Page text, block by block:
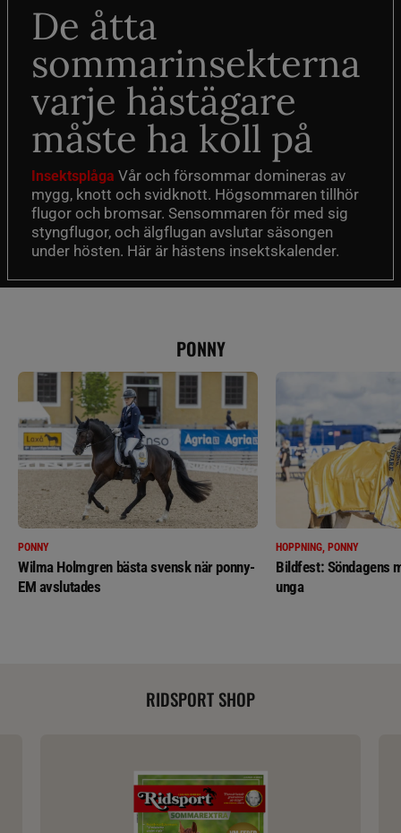
De åtta
sommarinsekterna
varje hästägare
måste ha koll på
Insektsplåga Vår och försommar domineras av
mygg, knott och svidknott. Högsommaren tillhör
flugor och bromsar. Sensommaren för med sig
styngflugor, och älgflugan avslutar säsongen
under hösten. Här är hästens insektskalender.
PONNY
PONNY
Wilma Holmgren bästa svensk när ponny-
EM avslutades
HOPPNING, PONNY
Bildfest: Söndagens
unga
RIDSPORT SHOP